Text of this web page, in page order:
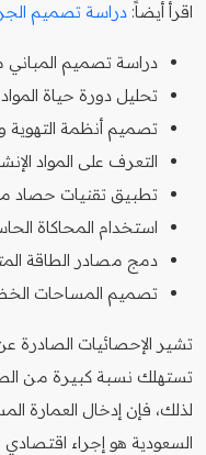
اقرأ أيضاً: دراسة تصميم
دراسة تصميم المباني
تحليل دورة حياة المواد
تصميم أنظمة التهوية
التعرف على المواد
تطبيق تقنيات حصاد
استخدام المحاكاة
دمج مصادر الطاقة
تصميم المساحات
تشير الإحصائيات الصادرة
تستهلك نسبة كبيرة من
لذلك، فإن إدخال العمارة
السعودية هو إجراء اقتصادي